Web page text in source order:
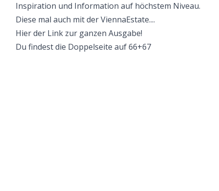
Inspiration und Information auf höchstem Niveau.
Diese mal auch mit der ViennaEstate....
Hier der Link zur ganzen Ausgabe!
Du findest die Doppelseite auf 66+67